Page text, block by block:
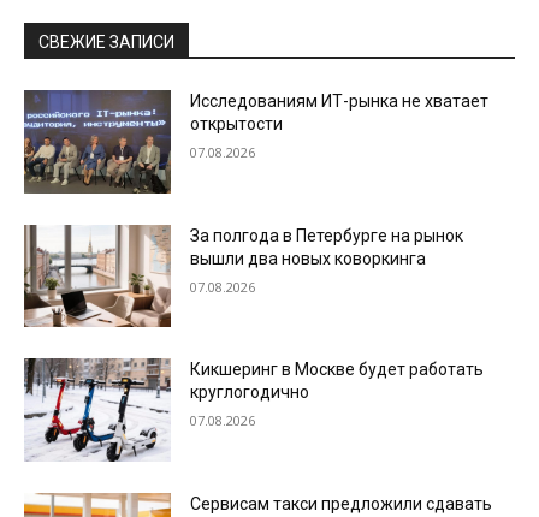
СВЕЖИЕ ЗАПИСИ
Исследованиям ИТ-рынка не хватает
открытости
07.08.2026
За полгода в Петербурге на рынок
вышли два новых коворкинга
07.08.2026
Кикшеринг в Москве будет работать
круглогодично
07.08.2026
Сервисам такси предложили сдавать